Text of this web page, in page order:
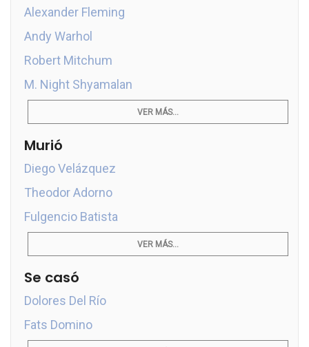
Alexander Fleming
Andy Warhol
Robert Mitchum
M. Night Shyamalan
VER MÁS...
Murió
Diego Velázquez
Theodor Adorno
Fulgencio Batista
VER MÁS...
Se casó
Dolores Del Río
Fats Domino